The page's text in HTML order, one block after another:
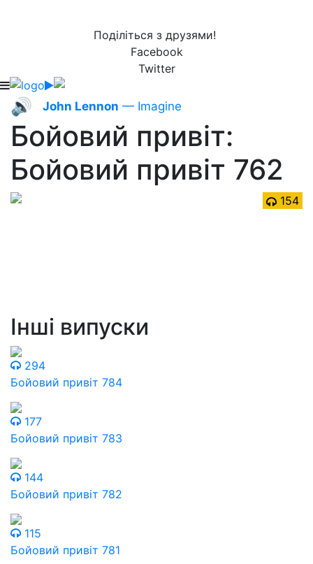
Поділіться з друзями!
Facebook
Twitter
🔊 John Lennon — Imagine
Бойовий привіт:
Бойовий привіт 762
154
Інші випуски
294
Бойовий привіт 784
177
Бойовий привіт 783
144
Бойовий привіт 782
115
Бойовий привіт 781